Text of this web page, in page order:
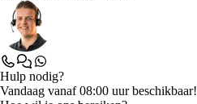
Hulp nodig?
Vandaag vanaf 08:00 uur beschikbaar!